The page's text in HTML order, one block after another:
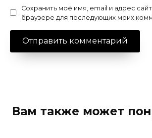
Сохранить моё имя, email и адрес
браузере для последующих моих
Вам также может